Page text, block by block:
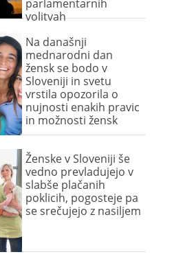
parlamentarnih
volitvah
Na današnji
mednarodni dan
žensk se bodo v
Sloveniji in svetu
vrstila opozorila o
nujnosti enakih pravic
in možnosti žensk
Ženske v Sloveniji še
vedno prevladujejo v
slabše plačanih
poklicih, pogosteje pa
se srečujejo z nasiljem